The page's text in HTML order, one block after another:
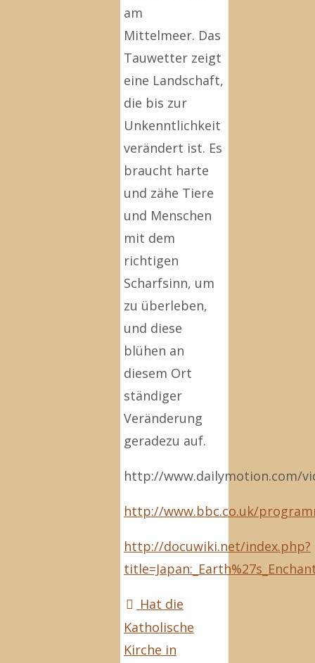
am
Mittelmeer. Das
Tauwetter zeigt
eine Landschaft,
die bis zur
Unkenntlichkeit
verändert ist. Es
braucht harte
und zähe Tiere
und Menschen
mit dem
richtigen
Scharfsinn, um
zu überleben,
und diese
blühen an
diesem Ort
ständiger
Veränderung
geradezu auf.
http://www.dailymotion.com/
http://www.bbc.co.uk/
http://docuwiki.net/index.php?
Hat die
Katholische
Kirche in